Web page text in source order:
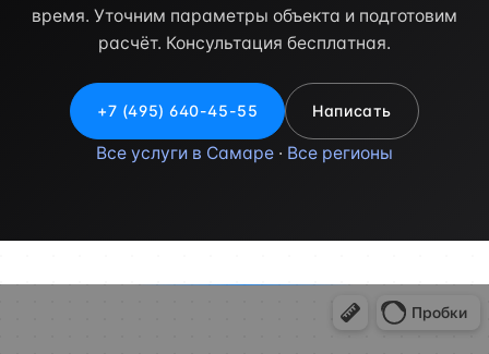
время. Уточним параметры объекта и подготовим
расчёт. Консультация бесплатная.
+7 (495) 640-45-55 Написать
Все услуги в Самаре · Все регионы